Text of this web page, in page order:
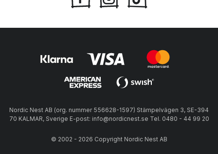
Nordic Nest AB (org. nummer 556628-1597) Stämpelvägen 3, SE-394
70 KALMAR, Sverige E-post: info@nordicnest.se Tel. 0480 - 44 99 20
© 2002 - 2026 Copyright Nordic Nest AB